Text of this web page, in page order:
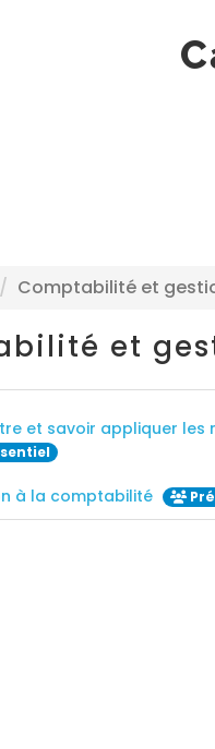
Comptabilité et
et
et savoir appliquer les
à la comptabilité